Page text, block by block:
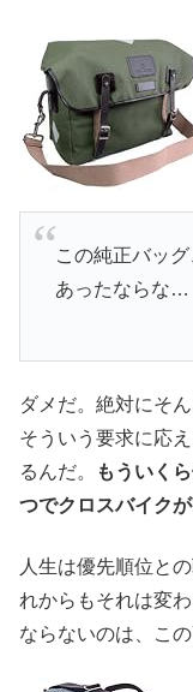
この純正バッ
あったならな…
ダメだ。絶対にそ
そういう要求に応
るんだ。
もういく
つでクロスバイク
人生は優先順位と
れからもそれは変
ならないのは、こ